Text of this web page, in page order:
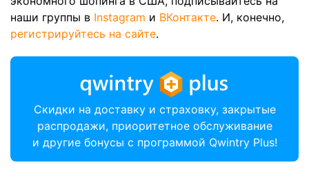
наши группы в Instagram и ВКонтакте. И, конечно,
регистрируйтесь на сайте.
Скидки на доставку и страховку, закрытые
распродажи, приоритетное обслуживание
и другие бонусы с программой Qwintry Plus!